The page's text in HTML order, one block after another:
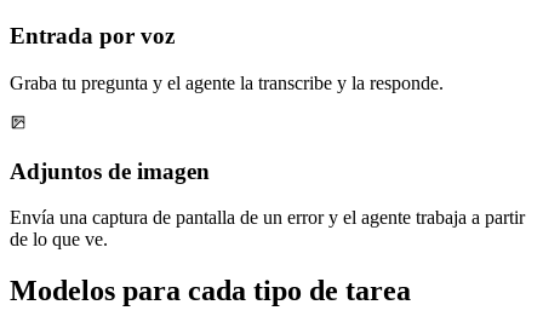
Entrada por voz
Graba tu pregunta y el agente la transcribe y la responde.
Adjuntos de imagen
Envía una captura de pantalla de un error y el agente trabaja a partir
de lo que ve.
Modelos para cada tipo de tarea